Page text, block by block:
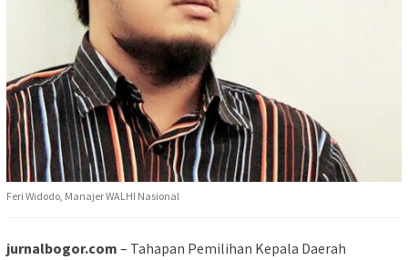
Feri Widodo, Manajer WALHI Nasional
jurnalbogor.com – Tahapan Pemilihan Kepala Daerah